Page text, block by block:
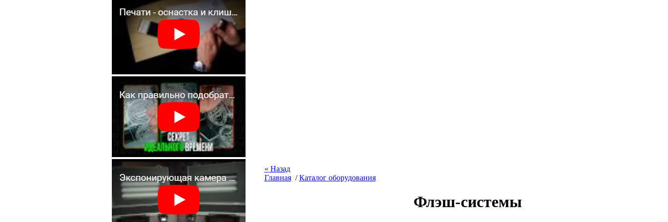
« Назад
Главная/Каталог оборудования
Флэш-системы